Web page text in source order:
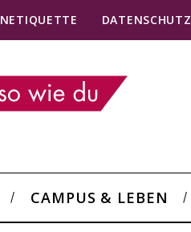
NETIQUETTE DATENSCHUTZ
CAMPUS & LEBEN